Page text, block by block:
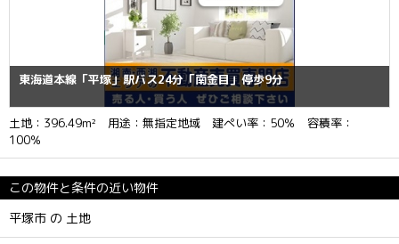
東海道本線「平塚」駅バス24分「南金目」停歩9分
土地：396.49m² 用途：無指定地域 建ぺい率：50％ 容積率：
100％
この物件と条件の近い物件
平塚市 の 土地